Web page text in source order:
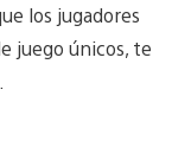
los jugadores
juego únicos, te